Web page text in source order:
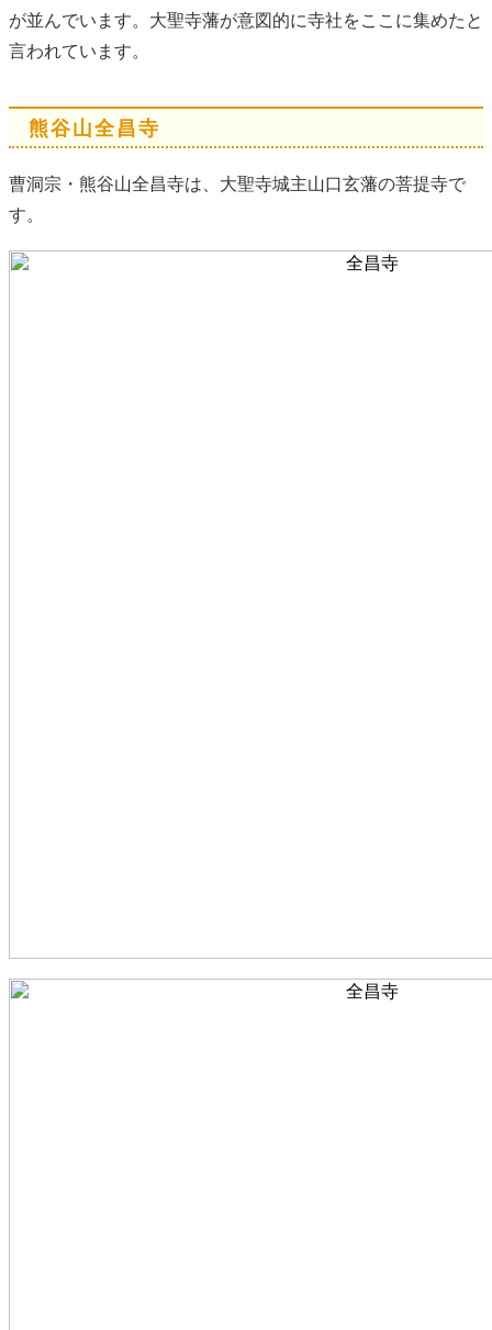
が並んでいます。大聖寺藩が意図的に寺社をここに集めたと
言われています。
熊谷山全昌寺
曹洞宗・熊谷山全昌寺は、大聖寺城主山口玄藩の菩提寺で
す。